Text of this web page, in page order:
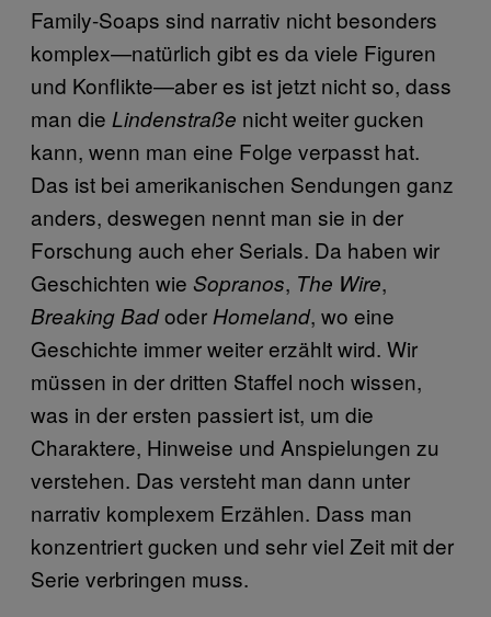
Family-Soaps sind narrativ nicht besonders
komplex—natürlich gibt es da viele Figuren
und Konflikte—aber es ist jetzt nicht so, dass
man die Lindenstraße nicht weiter gucken
kann, wenn man eine Folge verpasst hat.
Das ist bei amerikanischen Sendungen ganz
anders, deswegen nennt man sie in der
Forschung auch eher Serials. Da haben wir
Geschichten wie Sopranos, The Wire,
Breaking Badoder Homeland, wo eine
Geschichte immer weiter erzählt wird. Wir
müssen in der dritten Staffel noch wissen,
was in der ersten passiert ist, um die
Charaktere, Hinweise und Anspielungen zu
verstehen. Das versteht man dann unter
narrativ komplexem Erzählen. Dass man
konzentriert gucken und sehr viel Zeit mit der
Serie verbringen muss.